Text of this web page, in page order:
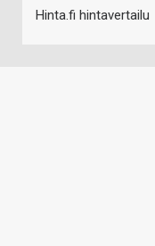
Hinta.fi hintavertailu